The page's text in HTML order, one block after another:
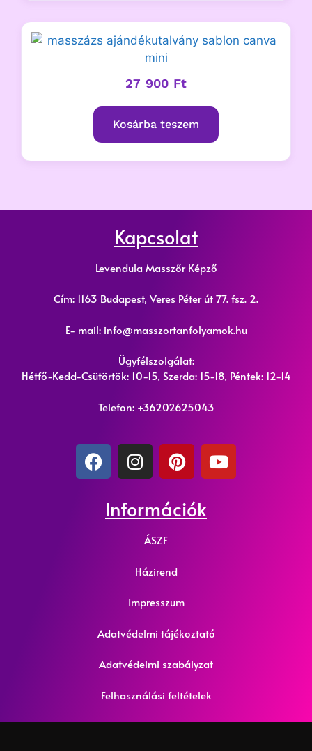
27 900 Ft
Kosárba teszem
Kapcsolat
Levendula Masszőr Képző
Cím: 1163 Budapest, Veres Péter út 77. fsz. 2.
E- mail: info@masszortanfolyamok.hu
Ügyfélszolgálat:
Hétfő-Kedd-Csütörtök: 10-15, Szerda: 15-18, Péntek: 12-14
Telefon: +36202625043
Információk
ÁSZF
Házirend
Impresszum
Adatvédelmi tájékoztató
Adatvédelmi szabályzat
Felhasználási feltételek